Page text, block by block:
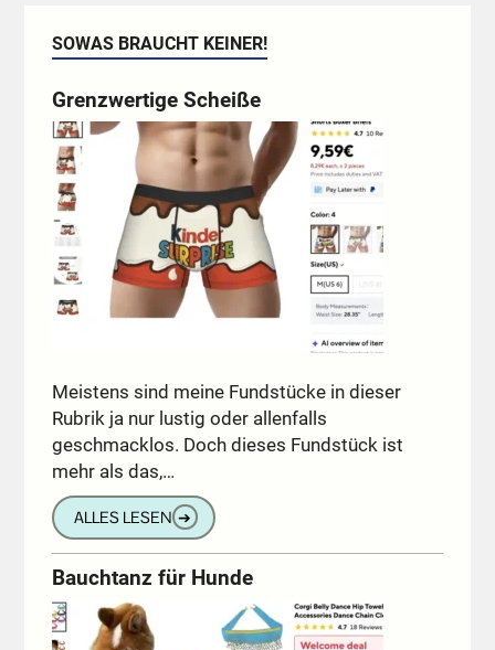
SOWAS BRAUCHT KEINER!
Grenzwertige Scheiße
Meistens sind meine Fundstücke in dieser
Rubrik ja nur lustig oder allenfalls
geschmacklos. Doch dieses Fundstück ist
mehr als das,…
ALLES LESEN ➔
Bauchtanz für Hunde